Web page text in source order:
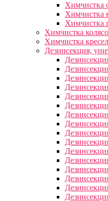
Химчистка
Химчистка
Химчистка
Химчистка
Химчистка
Дезинсекция,